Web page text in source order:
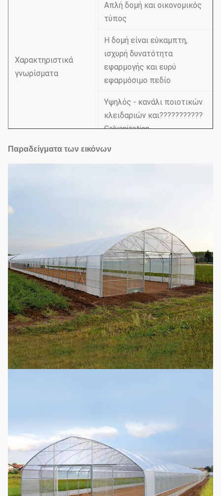
Χαρακτηριστικά
γνωρίσματα
Απλή δομή και οικονομικός
τύπος
Η δομή είναι εύκαμπτη,
ισχυρή δυνατότητα
εφαρμογής και ευρύ
εφαρμόσιμο πεδίο
Υψηλός - κανάλι ποιοτικών
κλειδαριών και???????????
Galvanization
Πλάτος
8m/9m/10m ή
προσαρμοσμένος (8m είναι
προσαρμοσμένος
Ύψος στεγών 3.5m ή προσαρμοσμένος
Φορτίο αέρα 0.4KN/M2
Φορτίο χιονιού 0.35KN/M2
Ανώτατη ποσότητα
βροχής
140mm/h
Παραδείγματα των εικόνων